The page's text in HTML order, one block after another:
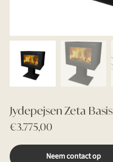
Jydepejsen Zeta Basis
€3.775,00
Neem contact op